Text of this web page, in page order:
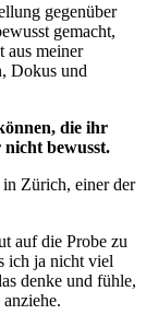
gegenüber
gemacht,
aus meiner
Dokus und
die ihr
bewusst.
in Zürich, einer der
auf die Probe zu
ich ja nicht viel
denke und fühle,